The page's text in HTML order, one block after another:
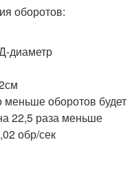
оборотов:
диаметр
меньше оборотов будет
22,5 раза меньше
обр/сек